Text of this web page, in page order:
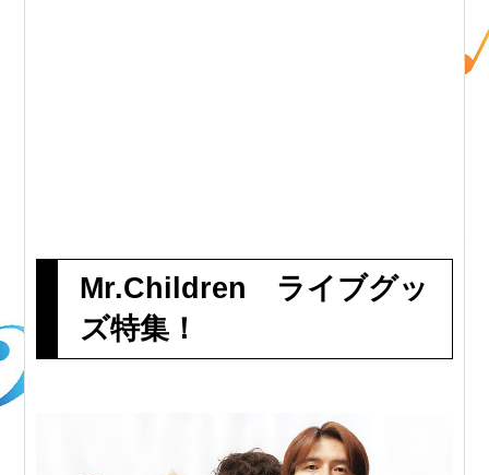
Mr.Children ライブグッ
ズ特集！